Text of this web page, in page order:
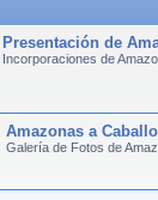
Presentación de
Incorporaciones de
Amazonas a Caballo
Galería de Fotos de